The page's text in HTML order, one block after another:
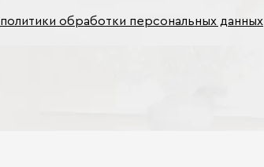
политики обработки персональных данных